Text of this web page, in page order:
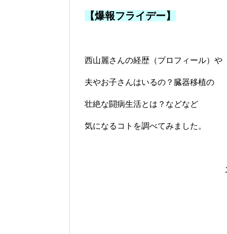
【爆報フライデー】
西山麗さんの経歴（プロフィール）や
夫やお子さんはいるの？臓器移植の
壮絶な闘病生活とは？などなど
気になるコトを調べてみました。